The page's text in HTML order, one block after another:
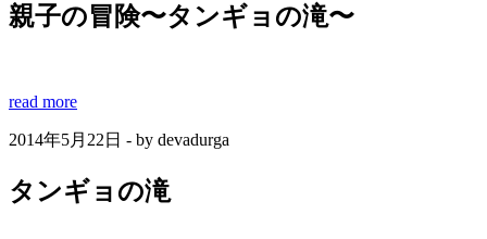
親子の冒険〜タンギョの滝〜
read more
2014年5月22日 - by devadurga
タンギョの滝